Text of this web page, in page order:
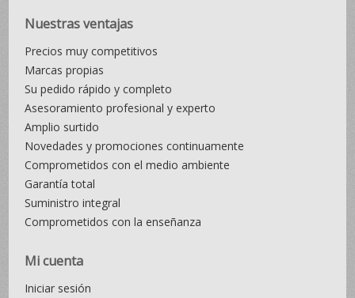
Nuestras ventajas
Precios muy competitivos
Marcas propias
Su pedido rápido y completo
Asesoramiento profesional y experto
Amplio surtido
Novedades y promociones continuamente
Comprometidos con el medio ambiente
Garantía total
Suministro integral
Comprometidos con la enseñanza
Mi cuenta
Iniciar sesión